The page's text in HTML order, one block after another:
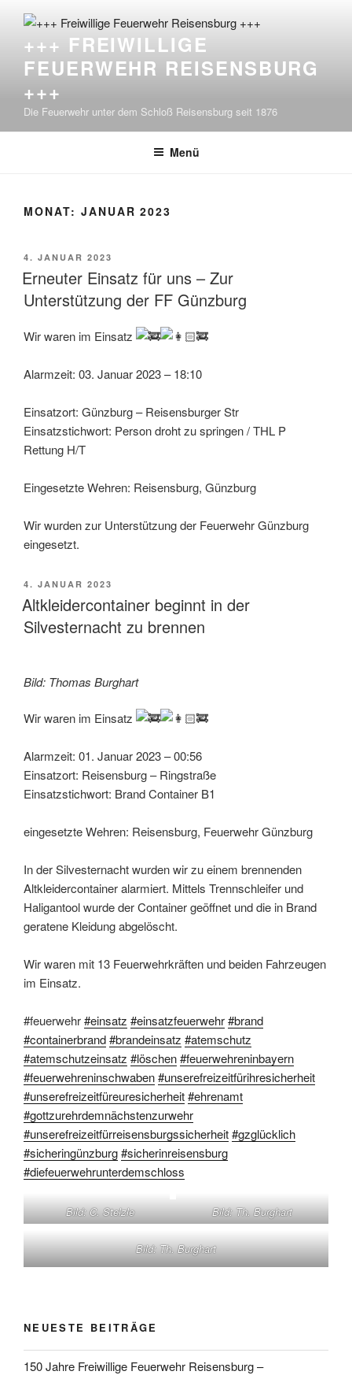
Inhalt
springen+++ FREIWILLIGE
FEUERWEHR REISENSBURG
+++
Die Feuerwehr unter dem Schloß Reisensburg seit 1876
Menü
MONAT: JANUAR 2023
VERÖFFENTLICHT
AM
4. JANUAR 2023
Erneuter Einsatz für uns – Zur
Unterstützung der FF Günzburg
Wir waren im Einsatz
Alarmzeit: 03. Januar 2023 – 18:10
Einsatzort: Günzburg – Reisensburger Str
Einsatzstichwort: Person droht zu springen / THL P
Rettung H/T
Eingesetzte Wehren: Reisensburg, Günzburg
Wir wurden zur Unterstützung der Feuerwehr Günzburg
eingesetzt.
VERÖFFENTLICHT
AM
4. JANUAR 2023
Altkleidercontainer beginnt in der
Silvesternacht zu brennen
Bild: Thomas Burghart
Wir waren im Einsatz
Alarmzeit: 01. Januar 2023 – 00:56
Einsatzort: Reisensburg – Ringstraße
Einsatzstichwort: Brand Container B1
eingesetzte Wehren: Reisensburg, Feuerwehr Günzburg
In der Silvesternacht wurden wir zu einem brennenden
Altkleidercontainer alarmiert. Mittels Trennschleifer und
Haligantool wurde der Container geöffnet und die in Brand
geratene Kleidung abgelöscht.
Wir waren mit 13 Feuerwehrkräften und beiden Fahrzeugen
im Einsatz.
#feuerwehr#einsatz #einsatzfeuerwehr#brand
#containerbrand#brandeinsatz #atemschutz
#atemschutzeinsatz #löschen#feuerwehreninbayern
#feuerwehreninschwaben#unserefreizeitfürihresicherheit
#unserefreizeitfüreuresicherheit#ehrenamt
#gottzurehrdemnächstenzurwehr
#unserefreizeitfürreisensburgssicherheit#gzglücklich
#sicheringünzburg#sicherinreisensburg
#diefeuerwehrunterdemschloss
Bild: C. Stelzle Bild: Th. Burghart
Bild: Th. Burghart
NEUESTE BEITRÄGE
150 Jahre Freiwillige Feuerwehr Reisensburg –